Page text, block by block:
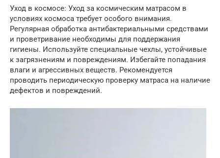
Уход в космосе: Уход за космическим матрасом в
условиях космоса требует особого внимания.
Регулярная обработка антибактериальными средствами
и проветривание необходимы для поддержания
гигиены. Используйте специальные чехлы, устойчивые
к загрязнениям и повреждениям. Избегайте попадания
влаги и агрессивных веществ. Рекомендуется
проводить периодическую проверку матраса на наличие
дефектов и повреждений.